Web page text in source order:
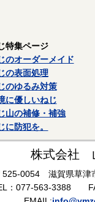
特集ページ
のオーダーメイド
の表面処理
のゆるみ対策
に優しいねじ
山の補修・補強
に防犯を。
株式会社
525-0054 滋賀県草津
：077-563-3388